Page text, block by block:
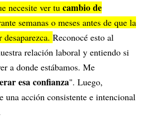
necesite ver tu cambio de
semanas o meses antes de que la
Reconocé esto al
relación laboral y entiendo si
a donde estábamos. Me
esa confianza". Luego,
una acción consistente e intencional